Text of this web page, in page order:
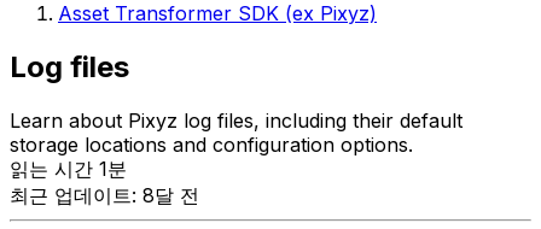
Asset Transformer SDK (ex Pixyz)
Log files
Learn about Pixyz log files, including their default
storage locations and configuration options.
읽는 시간 1분
최근 업데이트: 8달 전